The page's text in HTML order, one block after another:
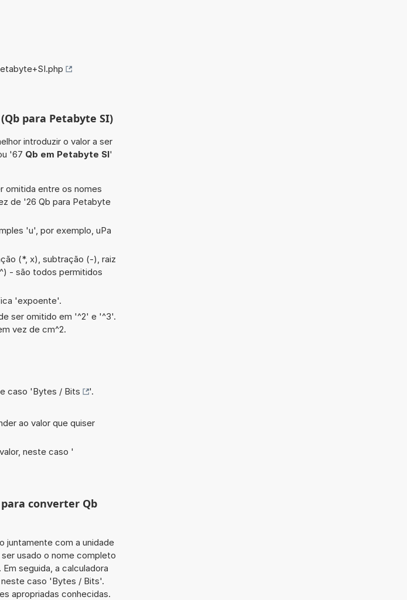
para Petabyte SI)
introduzir o valor a ser
'67 Qb em Petabyte SI'
omitida entre os nomes
de '26 Qb para Petabyte
'u', por exemplo, uPa
(*, x), subtração (-), raiz
- são todos permitidos
'expoente'.
ser omitido em '^2' e '^3'.
vez de cm^2.
caso 'Bytes / Bits
'.
ao valor que quiser
neste caso '
converter Qb
juntamente com a unidade
usado o nome completo
seguida, a calculadora
neste caso 'Bytes / Bits'.
apropriadas conhecidas.